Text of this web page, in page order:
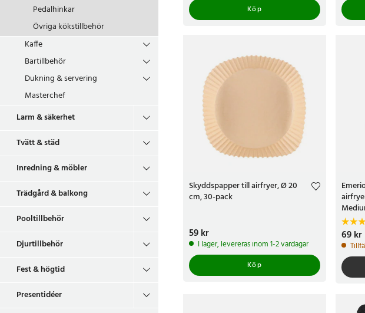
Pedalhinkar
Övriga kökstillbehör
Kaffe
Bartillbehör
Dukning & servering
Masterchef
Larm & säkerhet
Tvätt & städ
Inredning & möbler
Trädgård & balkong
Pooltillbehör
Djurtillbehör
Fest & högtid
Presentidéer
Köp
Skyddspapper till airfryer, Ø 20
cm, 30-pack
Pris:59 kr
59 kr
I lager, levereras inom 1-2 vardagar
Köp
Pris:
69 kr